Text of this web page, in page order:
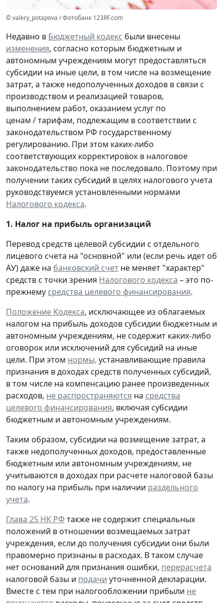
© valery_potapova / Фотобанк 123RF.com
Недавно в Бюджетный кодекс были внесены
изменения, согласно которым бюджетным и
автономным учреждениям могут предоставляться
субсидии на иные цели, в том числе на возмещение
затрат, а также недополученных доходов в связи с
производством и реализацией товаров,
выполнением работ, оказанием услуг по
ценам / тарифам, подлежащим в соответствии с
законодательством РФ государственному
регулированию. При этом каких-либо
соответствующих корректировок в налоговое
законодательство пока не последовало. Поэтому при
получении таких субсидий в целях налогового учета
руководствуемся установленными нормами
Налогового кодекса.
1. Налог на прибыль организаций
Перевод средств целевой субсидии с отдельного
лицевого счета на "основной" или (если речь идет об
АУ) даже на банковский счет не меняет "характер"
средств с точки зрения Налогового кодекса – это по-
прежнему средства целевого финансирования.
Положение Кодекса, исключающее из облагаемых
налогом на прибыль доходов субсидии бюджетным и
автономным учреждениям, не содержит каких-либо
оговорок или исключений для субсидий на иные
цели. При этом нормы, устанавливающие правила
признания в доходах средств полученных субсидий,
в том числе на компенсацию ранее произведенных
расходов, не распространяются на средства
целевого финансирования, включая субсидии
бюджетным и автономным учреждениям.
Таким образом, субсидии на возмещение затрат, а
также недополученных доходов, предоставленные
бюджетным или автономным учреждениям, не
учитываются в доходах при расчете налоговой базы
по налогу на прибыль при наличии раздельного
учета.
Глава 25 НК РФ также не содержит специальных
положений в отношении возмещаемых затрат
учреждения, если до получения субсидии они были
правомерно признаны в расходах. В таком случае
нет оснований для признания ошибки, перерасчета
налоговой базы и подачи уточненной декларации.
Вместе с тем при налогообложении прибыли не